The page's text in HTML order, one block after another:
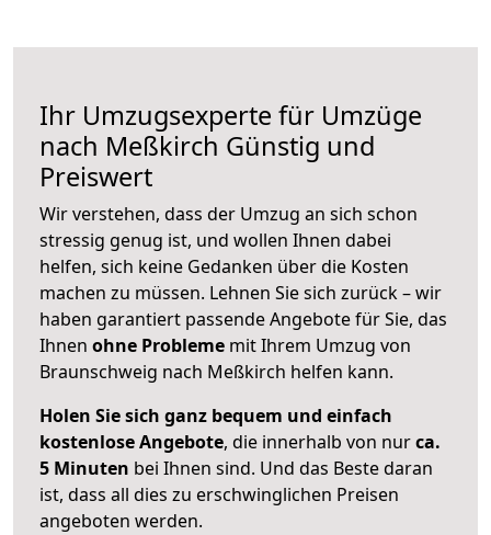
Ihr Umzugsexperte für Umzüge
nach Meßkirch Günstig und
Preiswert
Wir verstehen, dass der Umzug an sich schon
stressig genug ist, und wollen Ihnen dabei
helfen, sich keine Gedanken über die Kosten
machen zu müssen. Lehnen Sie sich zurück – wir
haben garantiert passende Angebote für Sie, das
Ihnen ohne Probleme mit Ihrem Umzug von
Braunschweig nach Meßkirch helfen kann.
Holen Sie sich ganz bequem und einfach
kostenlose Angebote, die innerhalb von nurca.
5 Minuten bei Ihnen sind. Und das Beste daran
ist, dass all dies zu erschwinglichen Preisen
angeboten werden.